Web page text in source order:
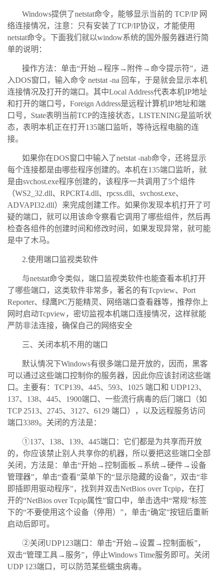
Windows提供了netstat命令，能够显示当前的 TCP/IP 网
络连接情况，注意：只有安装了TCP/IP协议，才能使用
netstat命令。下面我们就以window系统的国外服务器进行简
单的说明：
操作方法：单击“开始→程序→附件→命令提示符”，进
入DOS窗口，输入命令 netstat -na 回车，于是就会显示本机
连接情况及打开的端口。其中Local Address代表本机IP地址
和打开的端口号，Foreign Address是远程计算机IP地址和端
口号，State表明当前TCP的连接状态，LISTENING是监听状
态，表明本机正在打开135端口监听，等待远程电脑的连
接。
如果你在DOS窗口中输入了netstat -nab命令，还将显示
每个连接都是由哪些程序创建的。本机在135端口监听，就
是由svchost.exe程序创建的，该程序一共调用了5个组件
（WS2_32.dll、RPCRT4.dll、rpcss.dll、svchost.exe、
ADVAPI32.dll）来完成创建工作。如果你发现本机打开了可
疑的端口，就可以用该命令察看它调用了哪些组件，然后再
检查各组件的创建时间和修改时间，如果发现异常，就可能
是中了木马。
2.使用端口监视类软件
与netstat命令类似，端口监视类软件也能查看本机打开
了哪些端口，这类软件非常多，著名的有Tcpview、Port
Reporter、绿鹰PC万能精灵、网络端口查看器等，推荐你上
网时启动Tcpview，密切监视本机端口连接情况，这样就能
严防非法连接，确保自己的网络安全
三、关闭本机不用的端口
默认情况下Windows有很多端口是开放的，因而，黑客
可以通过这些端口控制你的服务器，因此你应该封闭这些端
口。主要有：TCP139、445、593、1025 端口和 UDP123、
137、138、445、1900端口、一些流行病毒的后门端口（如
TCP 2513、2745、3127、6129 端口），以及远程服务访问
端口3389。关闭的方法是：
①137、138、139、445端口：它们都是为共享而开放
的，你应该禁止别人共享你的机器，所以要把这些端口全部
关闭，方法是：单击“开始→控制面板→系统→硬件→设备
管理器”，单击“查看”菜单下的“显示隐藏的设备”，双击“非
即插即用驱动程序”，找到并双击NetBios over Tcpip，在打
开的“NetBios over Tcpip属性”窗口中，单击选中“常规”标签
下的“不要使用这个设备（停用）”，单击“确定”按钮后重新
启动后即可。
②关闭UDP123端口：单击“开始→设置→控制面板”，
双击“管理工具→服务”，停止Windows Time服务即可。关闭
UDP 123端口，可以防范某些蠕虫病毒。